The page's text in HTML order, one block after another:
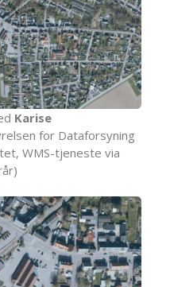
Karise
for Dataforsyning
WMS-tjeneste via